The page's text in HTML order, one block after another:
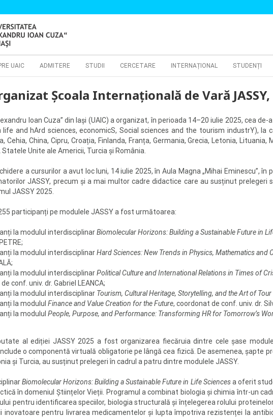
UAIC ADMITERE STUDII CERCETARE INTERNAȚIONAL STUDENȚI
Școala Internațională de Vară
Ioan Cuza” din Iași (UAIC) a organizat, în perioada 14–20 iulie 2025, cea
and hArd sciences, economicS, Social sciences and the tourism industrY), la
Cehia, China, Cipru, Croația, Finlanda, Franța, Germania, Grecia, Letonia,
Statele Unite ale Americii, Turcia și România.
a cursurilor a avut loc luni, 14 iulie 2025, în Aula Magna „Mihai Eminescu”, în
JASSY, precum și a mai multor cadre didactice care au susținut
JASSY 2025.
participanți pe modulele JASSY a fost următoarea:
la modulul interdisciplinarBiomolecular Horizons: Building a Sustainable Future in
la modulul interdisciplinarHard Sciences: New Trends in Physics, Mathematics and
la modulul interdisciplinarPolitical Culture and International Relations in Times of
conf. univ. dr. Gabriel LEANCA;
la modulul interdisciplinar Tourism, Cultural Heritage, Storytelling, and the Art of
la modulul Finance and Value Creation for the Future, coordonat de conf. univ. dr.
la modulul People, Purpose, and Performance: Transforming HR for Tomorrow’s
al ediției JASSY 2025 a fost organizarea fiecăruia dintre cele șase
o componentă virtuală obligatorie pe lângă cea fizică. De asemenea, șapte
și Turcia, au susținut prelegeri în cadrul a patru dintre modulele JASSY.
Biomolecular Horizons: Building a Sustainable Future in Life Sciencesa oferit
în domeniul Științelor Vieții. Programul a combinat biologia și chimia într-un
pentru identificarea speciilor, biologia structurală şi înțelegerea rolului
inovatoare pentru livrarea medicamentelor și lupta împotriva rezistenței la